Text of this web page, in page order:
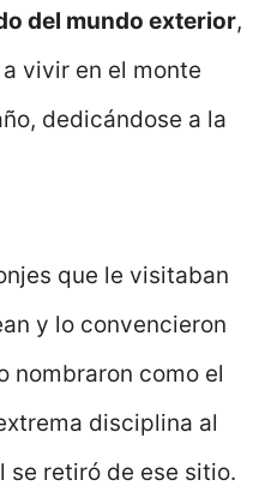
del mundo exterior,
vivir en el monte
dedicándose a la
que le visitaban
y lo convencieron
nombraron como el
disciplina al
se retiró de ese sitio.